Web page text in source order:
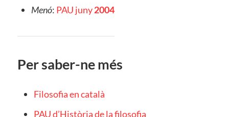
Menó: PAU juny2004
Per saber-ne més
Filosofia en català
PAU d’Història de la filosofia